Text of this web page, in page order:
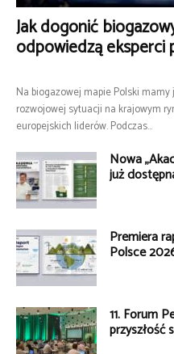
Jak dogonić
odpowiedzą eksperci
Na biogazowej mapie Polski
rozwojowej sytuacji na krajowym
europejskich liderów. Podczas...
Nowa
już
Premiera
Polsce
11. Forum
przyszłość